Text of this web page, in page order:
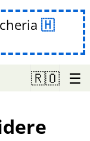
🇷🇴 ☰